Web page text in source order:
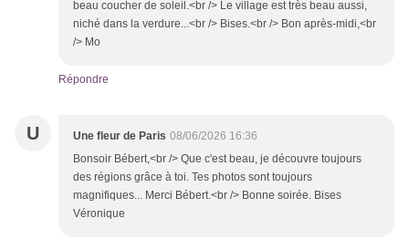
beau coucher de soleil.<br /> Le village est très beau aussi,
niché dans la verdure...<br /> Bises.<br /> Bon après-midi,<br
/> Mo
Répondre
U Une fleur de Paris 08/06/2026 16:36
Bonsoir Bébert,<br /> Que c'est beau, je découvre toujours
des régions grâce à toi. Tes photos sont toujours
magnifiques... Merci Bébert.<br /> Bonne soirée. Bises
Véronique